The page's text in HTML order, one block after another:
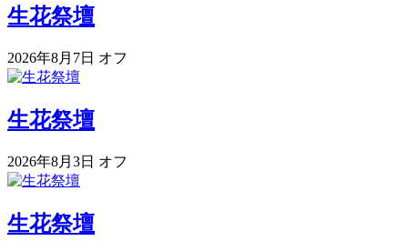
生花祭壇
2026年8月7日 オフ
生花祭壇
2026年8月3日 オフ
生花祭壇